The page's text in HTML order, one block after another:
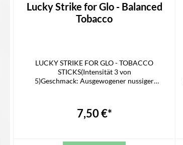
Lucky Strike for Glo - Balanced
Tobacco
LUCKY STRIKE FOR GLO - TOBACCO
STICKS(Intensität 3 von
5)Geschmack: Ausgewogener nussiger
PROLieferumfang1x LUCKY STRIKE FOR GLO
STICK
7,50 €*